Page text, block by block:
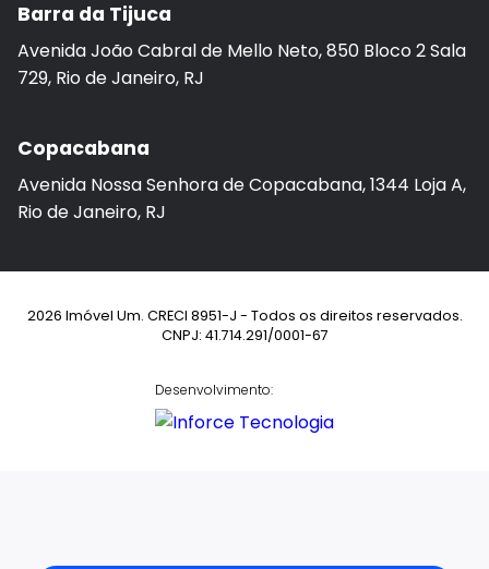
Barra da Tijuca
Avenida João Cabral de Mello Neto, 850 Bloco 2 Sala
729, Rio de Janeiro, RJ
Copacabana
Avenida Nossa Senhora de Copacabana, 1344 Loja A,
Rio de Janeiro, RJ
2026 Imóvel Um. CRECI 8951-J - Todos os direitos reservados.
CNPJ: 41.714.291/0001-67
Desenvolvimento: